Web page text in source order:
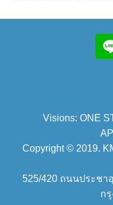
Visions: ONE
Copyright © 2019.
525/420 ถนนประชา
ก